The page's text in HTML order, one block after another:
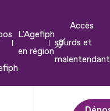
L'Agefiph
en région
Accès
sourds et